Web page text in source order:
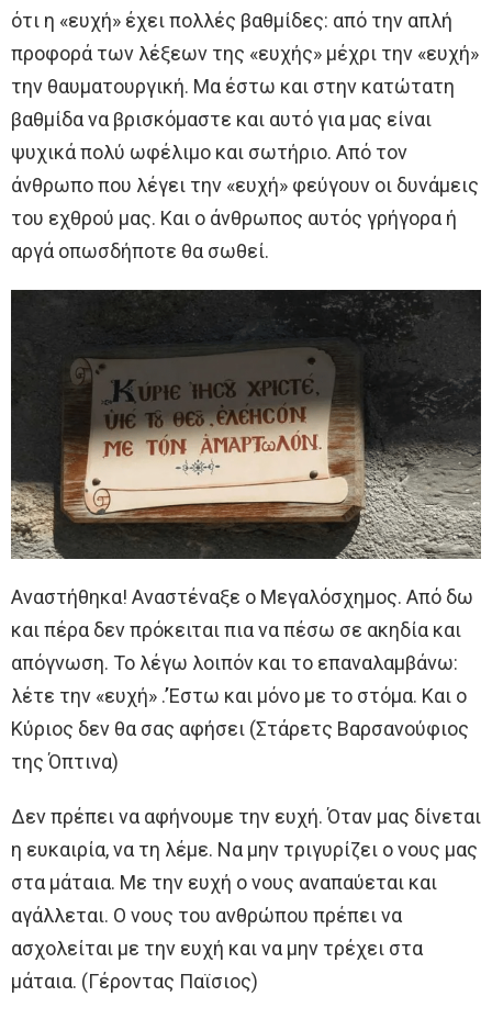
ότι η «ευχή» έχει πολλές βαθμίδες: από την απλή
προφορά των λέξεων της «ευχής» μέχρι την «ευχή»
την θαυματουργική. Μα έστω και στην κατώτατη
βαθμίδα να βρισκόμαστε και αυτό για μας είναι
ψυχικά πολύ ωφέλιμο και σωτήριο. Από τον
άνθρωπο που λέγει την «ευχή» φεύγουν οι δυνάμεις
του εχθρού μας. Και ο άνθρωπος αυτός γρήγορα ή
αργά οπωσδήποτε θα σωθεί.
Αναστήθηκα! Αναστέναξε ο Μεγαλόσχημος. Από δω
και πέρα δεν πρόκειται πια να πέσω σε ακηδία και
απόγνωση. Το λέγω λοιπόν και το επαναλαμβάνω:
λέτε την «ευχή» .’Έστω και μόνο με το στόμα. Και ο
Κύριος δεν θα σας αφήσει (Στάρετς Βαρσανούφιος
της Όπτινα)
Δεν πρέπει να αφήνουμε την ευχή. Όταν μας δίνεται
η ευκαιρία, να τη λέμε. Να μην τριγυρίζει ο νους μας
στα μάταια. Με την ευχή ο νους αναπαύεται και
αγάλλεται. Ο νους του ανθρώπου πρέπει να
ασχολείται με την ευχή και να μην τρέχει στα
μάταια. (Γέροντας Παϊσιος)